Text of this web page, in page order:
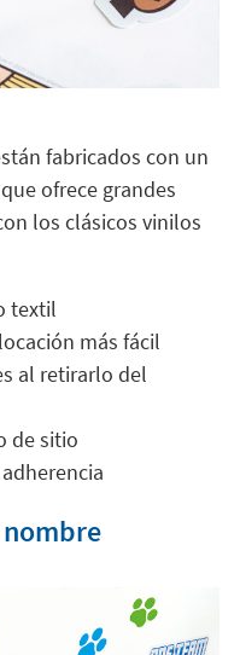
fabricados con un
que ofrece grandes
los clásicos vinilos
textil
más fácil
al retirarlo del
de sitio
nombre